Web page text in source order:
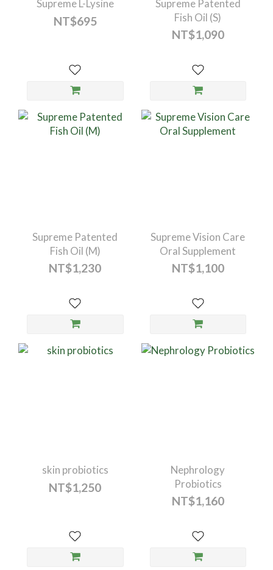
Supreme L-Lysine
NT$695
Supreme Patented
Fish Oil (S)
NT$1,090
Supreme Patented
Fish Oil (M)
NT$1,230
Supreme Vision Care
Oral Supplement
NT$1,100
skin probiotics
NT$1,250
Nephrology
Probiotics
NT$1,160